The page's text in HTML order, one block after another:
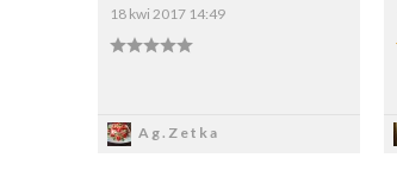
18 kwi 2017 14:49
Ag.Zetka